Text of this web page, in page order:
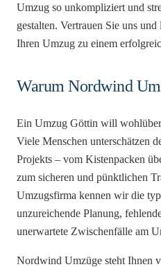
Umzug so unkompliziert und
gestalten. Vertrauen Sie uns und
Ihren Umzug zu einem
Warum Nordwind
Ein Umzug Göttin will
Viele Menschen unterschätzen
Projekts – vom Kistenpacken
zum sicheren und pünktlichen
Umzugsfirma kennen wir die
unzureichende Planung,
unerwartete Zwischenfälle am
Nordwind Umzüge steht Ihnen